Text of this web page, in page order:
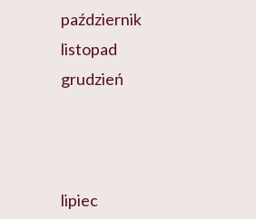
październik
listopad
grudzień
lipiec